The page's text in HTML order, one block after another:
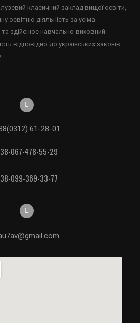
класичний заклад вищої освіти,
освітню діяльність за усіма
та здійснює навчально-виховний
відповідно до українських законів
61-28-01
067-478-55-29
099-369-33-77